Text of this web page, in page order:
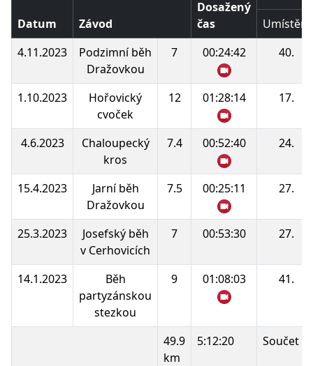
Datum Závod
Dosažený
čas
Umístění
4.11.2023
Podzimní běh
Dražovkou
7 00:24:42 40.
1.10.2023
Hořovický
cvoček
12 01:28:14 17.
4.6.2023
Chaloupecký
kros
7.4 00:52:40 24.
15.4.2023
Jarní běh
Dražovkou
7.5 00:25:11 27.
25.3.2023
Josefský běh
v Cerhovicích
7 00:53:30 27.
14.1.2023
Běh
partyzánskou
stezkou
9 01:08:03 41.
49.9
km
5:12:20 Součet